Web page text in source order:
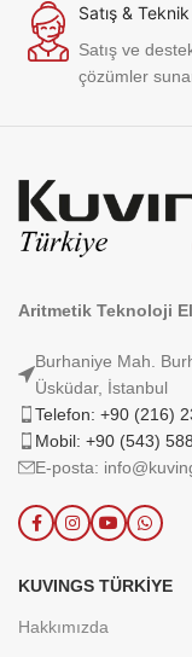
Satış &
Satış ve
çözümler
Aritmetik Teknoloji
Burhaniye Mah.
Üsküdar, İstanbul
Telefon: +90 (216)
Mobil: +90 (543)
E-posta:
KUVINGS TÜRKIYE
Hakkımızda